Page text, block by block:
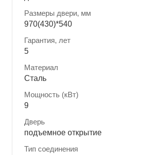
Размеры двери, мм
970(430)*540
Гарантия, лет
5
Материал
Сталь
Мощность (кВт)
9
Дверь
подъемное открытие
Тип соединения